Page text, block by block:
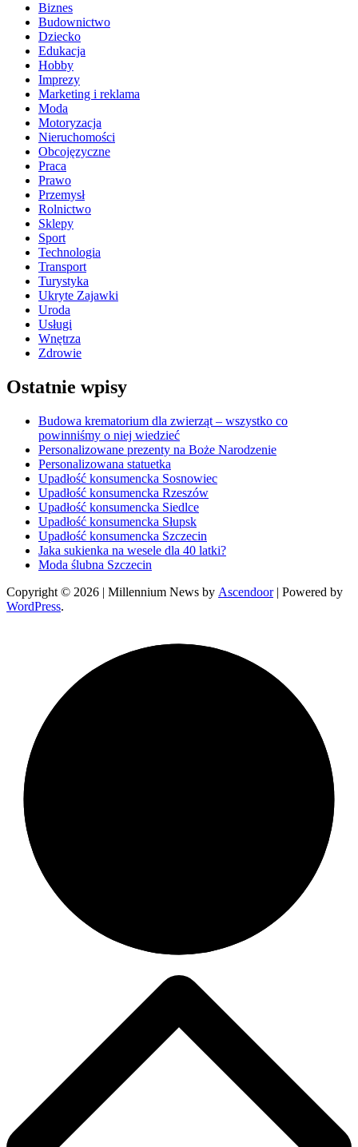
Biznes
Budownictwo
Dziecko
Edukacja
Hobby
Imprezy
Marketing i reklama
Moda
Motoryzacja
Nieruchomości
Obcojęzyczne
Praca
Prawo
Przemysł
Rolnictwo
Sklepy
Sport
Technologia
Transport
Turystyka
Ukryte Zajawki
Uroda
Usługi
Wnętrza
Zdrowie
Ostatnie wpisy
Budowa krematorium dla zwierząt – wszystko co
powinniśmy o niej wiedzieć
Personalizowane prezenty na Boże Narodzenie
Personalizowana statuetka
Upadłość konsumencka Sosnowiec
Upadłość konsumencka Rzeszów
Upadłość konsumencka Siedlce
Upadłość konsumencka Słupsk
Upadłość konsumencka Szczecin
Jaka sukienka na wesele dla 40 latki?
Moda ślubna Szczecin
Copyright © 2026 | Millennium News by Ascendoor| Powered by
WordPress.